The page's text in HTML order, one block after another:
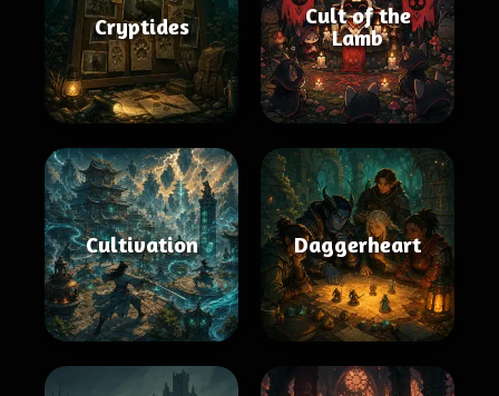
Cryptides
Cult of the
Lamb
Cultivation Daggerheart